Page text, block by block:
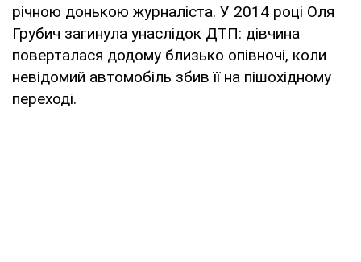
річною донькою журналіста. У 2014 році Оля
Грубич загинула унаслідок ДТП: дівчина
поверталася додому близько опівночі, коли
невідомий автомобіль збив її на пішохідному
переході.